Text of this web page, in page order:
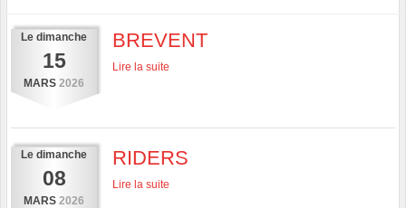
Le dimanche
15
MARS 2026
BREVENT
Lire la suite
Le dimanche
08
MARS 2026
RIDERS
Lire la suite